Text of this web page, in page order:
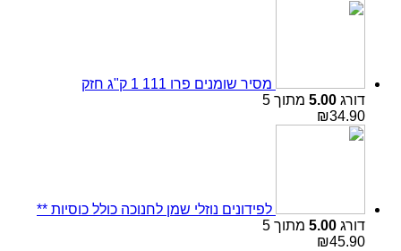
מסיר שומנים פרו 111 1 ק"ג חזק
דורג 5.00 מתוך 5
₪34.90
לפידונים נוזלי שמן לחנוכה כולל כוסיות **
דורג 5.00 מתוך 5
₪45.90